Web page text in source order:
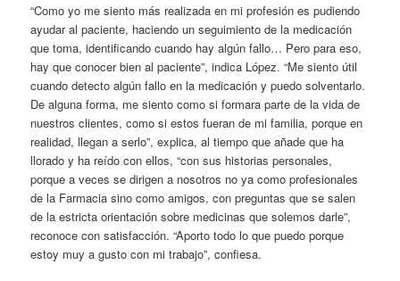
“Como yo me siento más realizada en mi profesión es pudiendo
ayudar al paciente, haciendo un seguimiento de la medicación
que toma, identificando cuando hay algún fallo… Pero para eso,
hay que conocer bien al paciente”, indica López. “Me siento útil
cuando detecto algún fallo en la medicación y puedo solventarlo.
De alguna forma, me siento como si formara parte de la vida de
nuestros clientes, como si estos fueran de mi familia, porque en
realidad, llegan a serlo”, explica, al tiempo que añade que ha
llorado y ha reído con ellos, “con sus historias personales,
porque a veces se dirigen a nosotros no ya como profesionales
de la Farmacia sino como amigos, con preguntas que se salen
de la estricta orientación sobre medicinas que solemos darle”,
reconoce con satisfacción. “Aporto todo lo que puedo porque
estoy muy a gusto con mi trabajo”, confiesa.